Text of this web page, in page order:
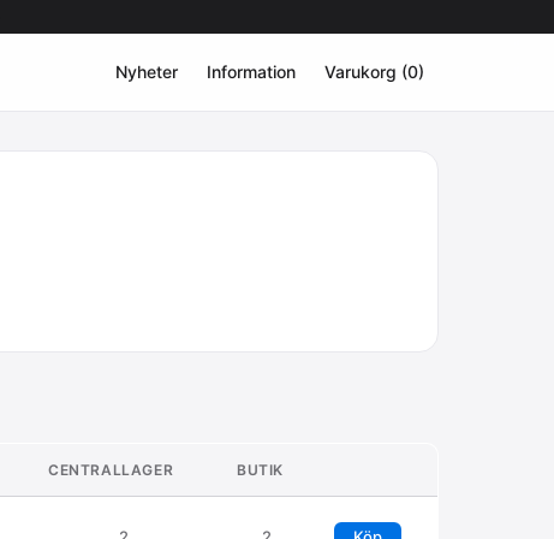
Nyheter Information Varukorg (0)
CENTRALLAGER BUTIK